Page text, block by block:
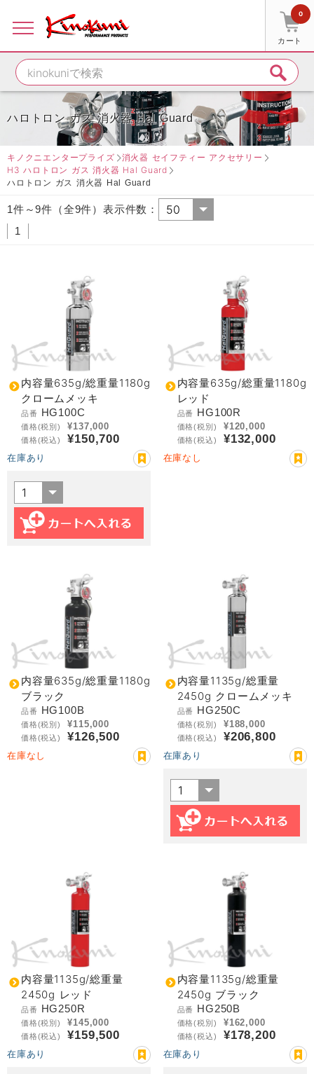
カート
0
ハロトロン ガス 消火器 Hal Guard
キノクニエンタープライズ
消火器 セイフティー アクセサリー
H3 ハロトロン ガス 消火器 Hal Guard
ハロトロン ガス 消火器 Hal Guard
1件～9件（全9件）表示件数：
1
内容量635g/総重量1180g
クロームメッキ
品番 HG100C
価格(税別) ¥137,000
価格(税込) ¥150,700
在庫あり
内容量635g/総重量1180g
レッド
品番 HG100R
価格(税別) ¥120,000
価格(税込) ¥132,000
在庫なし
内容量635g/総重量1180g
ブラック
品番 HG100B
価格(税別) ¥115,000
価格(税込) ¥126,500
在庫なし
内容量1135g/総重量
2450g クロームメッキ
品番 HG250C
価格(税別) ¥188,000
価格(税込) ¥206,800
在庫あり
内容量1135g/総重量
2450g レッド
品番 HG250R
価格(税別) ¥145,000
価格(税込) ¥159,500
在庫あり
内容量1135g/総重量
2450g ブラック
品番 HG250B
価格(税別) ¥162,000
価格(税込) ¥178,200
在庫あり